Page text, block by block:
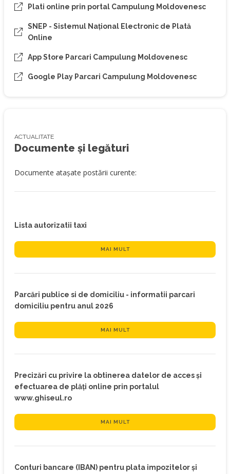
Plati online prin portal Campulung Moldovenesc
SNEP - Sistemul Național Electronic de Plată
Online
App Store Parcari Campulung Moldovenesc
Google Play Parcari Campulung Moldovenesc
ACTUALITATE
Documente și legături
Documente atașate postării curente:
Lista autorizatii taxi
MAI MULT
Parcări publice si de domiciliu - informatii parcari
domiciliu pentru anul 2026
MAI MULT
Precizări cu privire la obtinerea datelor de acces și
efectuarea de plăți online prin portalul
www.ghiseul.ro
MAI MULT
Conturi bancare (IBAN) pentru plata impozitelor și